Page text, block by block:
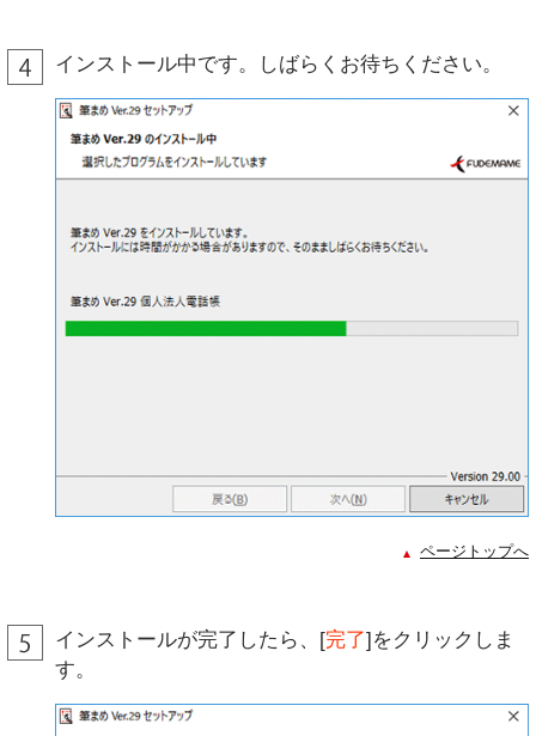
インストール中です。しばらくお待ちください。
ページトップへ
インストールが完了したら、[完了]をクリックしま
す。